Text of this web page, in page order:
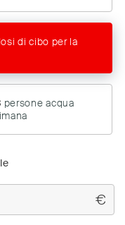
persone acqua
di cibo per la
€